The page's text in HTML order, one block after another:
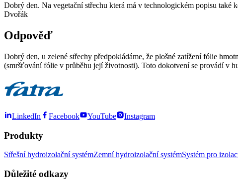
Dobrý den. Na vegetační střechu která má v technologickém popisu
Dvořák
Odpověď
Dobrý den, u zelené střechy předpokládáme, že plošné zatížení fólie
(smršťování fólie v průběhu její životnosti). Toto dokotvení se provádí v
LinkedIn Facebook YouTube Instagram
Produkty
Střešní hydroizolační systémZemní hydroizolační systémSystém pro
Důležité odkazy